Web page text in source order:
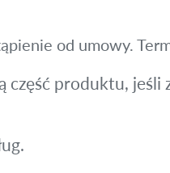
od umowy.
produktu, jeśli